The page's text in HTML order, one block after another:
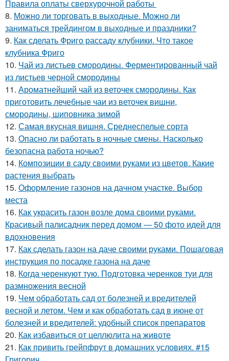
Правила оплаты сверхурочной работы
8. Можно ли торговать в выходные. Можно ли
заниматься трейдингом в выходные и праздники?
9. Как сделать Фриго рассаду клубники. Что такое
клубника Фриго
10. Чай из листьев смородины. Ферментированный чай
из листьев черной смородины
11. Ароматнейший чай из веточек смородины. Как
приготовить лечебные чаи из веточек вишни,
смородины, шиповника зимой
12. Самая вкусная вишня. Среднеспелые сорта
13. Опасно ли работать в ночные смены. Насколько
безопасна работа ночью?
14. Композиции в саду своими руками из цветов. Какие
растения выбрать
15. Оформление газонов на дачном участке. Выбор
места
16. Как украсить газон возле дома своими руками.
Красивый палисадник перед домом — 50 фото идей для
вдохновения
17. Как сделать газон на даче своими руками. Пошаговая
инструкция по посадке газона на даче
18. Когда черенкуют тую. Подготовка черенков туи для
размножения весной
19. Чем обработать сад от болезней и вредителей
весной и летом. Чем и как обработать сад в июне от
болезней и вредителей: удобный список препаратов
20. Как избавиться от целлюлита на животе
21. Как привить грейпфрут в домашних условиях. #15